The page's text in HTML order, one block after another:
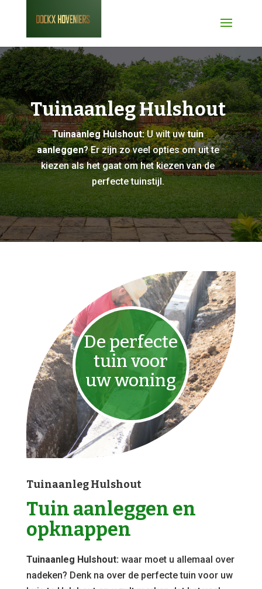
Tuinaanleg Hulshout
Tuinaanleg Hulshout:U wilt uwtuin
aanleggen? Er zijn zo veel opties om uit te
kiezen als het gaat om het kiezen van de
perfecte tuinstijl.
De perfecte
tuin voor
uw woning
Tuinaanleg Hulshout
Tuin aanleggen en
opknappen
Tuinaanleg Hulshout:waar moet u allemaal over
nadeken? Denk na over de perfecte tuin voor uw